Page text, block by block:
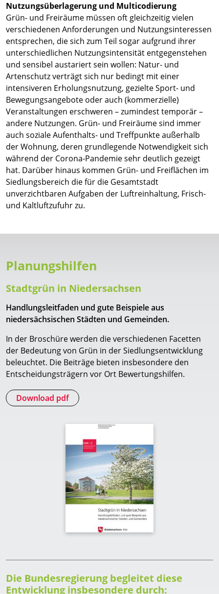
Nutzungsüberlagerung und Multicodierung
Grün- und Freiräume müssen oft gleichzeitig vielen
verschiedenen Anforderungen und Nutzungsinteressen
entsprechen, die sich zum Teil sogar aufgrund ihrer
unterschiedlichen Nutzungsintensität entgegenstehen
und sensibel austariert sein wollen: Natur- und
Artenschutz verträgt sich nur bedingt mit einer
intensiveren Erholungsnutzung, gezielte Sport- und
Bewegungsangebote oder auch (kommerzielle)
Veranstaltungen erschweren – zumindest temporär –
andere Nutzungen. Grün- und Freiräume sind immer
auch soziale Aufenthalts- und Treffpunkte außerhalb
der Wohnung, deren grundlegende Notwendigkeit sich
während der Corona-Pandemie sehr deutlich gezeigt
hat. Darüber hinaus kommen Grün- und Freiflächen im
Siedlungsbereich die für die Gesamtstadt
unverzichtbaren Aufgaben der Luftreinhaltung, Frisch-
und Kaltluftzufuhr zu.
Planungshilfen
Stadtgrün in Niedersachsen
Handlungsleitfaden und gute Beispiele aus
niedersächsischen Städten und Gemeinden.
In der Broschüre werden die verschiedenen Facetten
der Bedeutung von Grün in der Siedlungsentwicklung
beleuchtet. Die Beiträge bieten insbesondere den
Entscheidungsträgern vor Ort Bewertungshilfen.
Download pdf
Die Bundesregierung begleitet diese
Entwicklung insbesondere durch: